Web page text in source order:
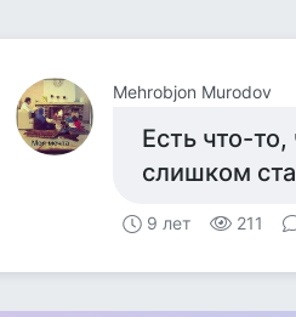
Mehrobjon Murodov
Есть что-
слишком
9 лет 211